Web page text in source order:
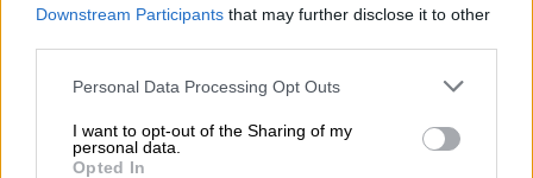
Downstream Participants that may further disclose it to other
Personal Data Processing Opt Outs
I want to opt-out of the Sharing of my
personal data.
Opted In
Διατροφικά Στοιχεία
Επιπλέον Πληροφορίες
Κωδικός προϊόντος: BV171
Κατηγορίες: Βαλσάμικο Ξύδι Βαλσάμικο